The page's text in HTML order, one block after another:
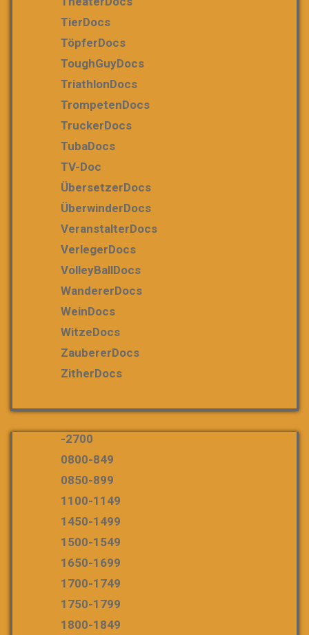
TierDocs
TöpferDocs
ToughGuyDocs
TriathlonDocs
TrompetenDocs
TruckerDocs
TubaDocs
TV-Doc
ÜbersetzerDocs
ÜberwinderDocs
VeranstalterDocs
VerlegerDocs
VolleyBallDocs
WandererDocs
WeinDocs
WitzeDocs
ZaubererDocs
ZitherDocs
-2700
0800-849
0850-899
1100-1149
1450-1499
1500-1549
1650-1699
1700-1749
1750-1799
1800-1849